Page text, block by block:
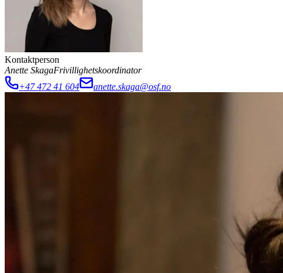
Kontaktperson
Anette SkagaFrivillighetskoordinator
+47 472 41 604
anette.skaga@osf.no